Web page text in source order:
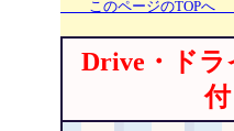
このページのTOPへ
Drive・ドラ